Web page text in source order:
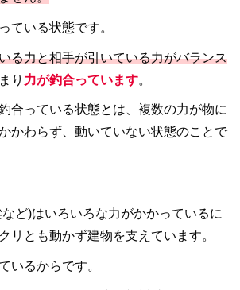
ている状態です。
る力と相手が引いている力がバランス
り 力が釣合っています。
合っている状態とは、複数の力が物に
かわらず、動いていない状態のことで
ど)はいろいろな力がかかっているに
リとも動かず建物を支えています。
いるからです。